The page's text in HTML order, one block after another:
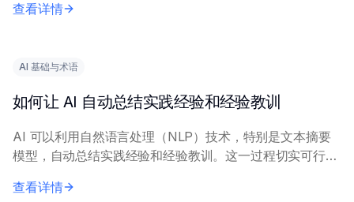
AI 提供精确的查询内容，包括具体...
查看详情
AI 基础与术语
如何让 AI 自动总结实践经验和经验教训
AI 可以利用自然语言处理（NLP）技术，特别是文本摘要
模型，自动总结实践经验和经验教训。这一过程切实可行，
晰、完整的输入文本。关键技术包括抽取式...
查看详情